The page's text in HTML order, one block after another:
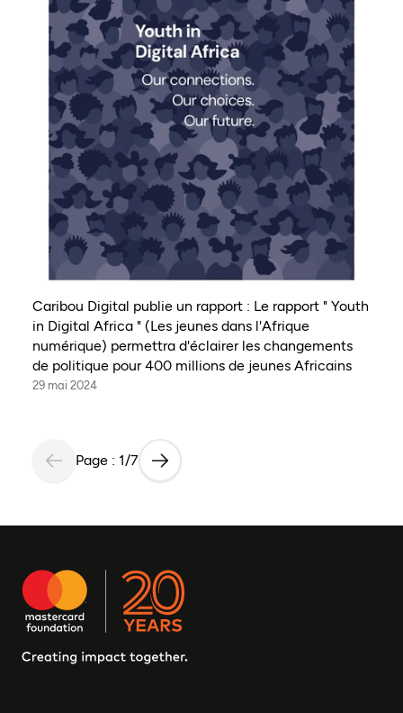
Caribou Digital publie un rapport : Le rapport " Youth
in Digital Africa " (Les jeunes dans l'Afrique
numérique) permettra d'éclairer les changements
de politique pour 400 millions de jeunes Africains
29 mai 2024
Page : 1/7